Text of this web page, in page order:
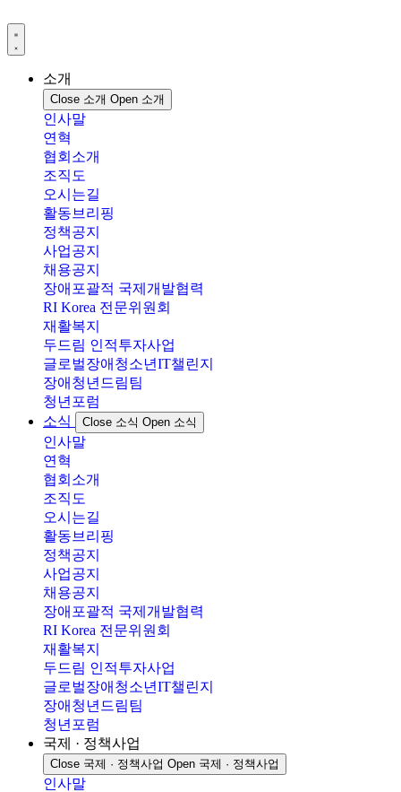
텐
츠
소개
Close 소개 Open 소개
인사말
연혁
협회소개
조직도
오시는길
활동브리핑
정책공지
사업공지
채용공지
장애포괄적 국제개발협력
RI Korea 전문위원회
재활복지
두드림 인적투자사업
글로벌장애청소년IT챌린지
장애청년드림팀
청년포럼
소식
Close 소식 Open 소식
인사말
연혁
협회소개
조직도
오시는길
활동브리핑
정책공지
사업공지
채용공지
장애포괄적 국제개발협력
RI Korea 전문위원회
재활복지
두드림 인적투자사업
글로벌장애청소년IT챌린지
장애청년드림팀
청년포럼
국제 · 정책사업
Close 국제 · 정책사업 Open 국제 · 정책사업
인사말